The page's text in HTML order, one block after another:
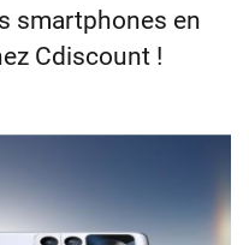
smartphones en
Cdiscount !